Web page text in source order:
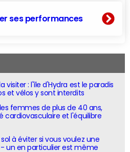
ses performances
visiter : l'île d'Hydra est le paradis
et vélos y sont interdits
les femmes de plus de 40 ans,
cardiovasculaire et l'équilibre
à éviter si vous voulez une
un en particulier est même